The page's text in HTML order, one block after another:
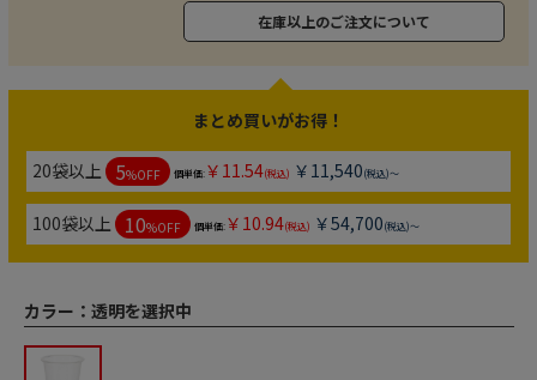
在庫以上のご注文について
まとめ買いがお得！
20袋以上 5%OFF 個単価:￥11.54(税込) ￥11,540(税込)～
100袋以上 10%OFF 個単価:￥10.94(税込) ￥54,700(税込)～
カラー： 透明を選択中